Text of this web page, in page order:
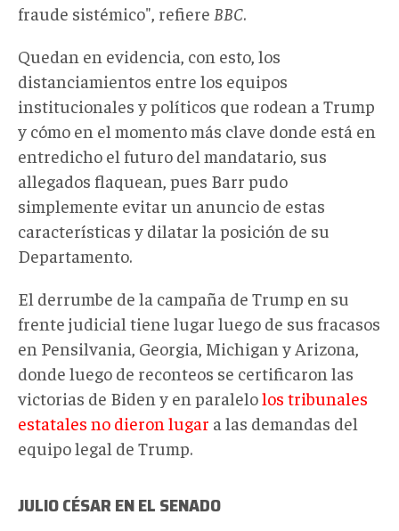
fraude sistémico", refiere BBC.
Quedan en evidencia, con esto, los
distanciamientos entre los equipos
institucionales y políticos que rodean a Trump
y cómo en el momento más clave donde está en
entredicho el futuro del mandatario, sus
allegados flaquean, pues Barr pudo
simplemente evitar un anuncio de estas
características y dilatar la posición de su
Departamento.
El derrumbe de la campaña de Trump en su
frente judicial tiene lugar luego de sus fracasos
en Pensilvania, Georgia, Michigan y Arizona,
donde luego de reconteos se certificaron las
victorias de Biden y en paralelolos tribunales
estatales no dieron lugar a las demandas del
equipo legal de Trump.
JULIO CÉSAR EN EL SENADO